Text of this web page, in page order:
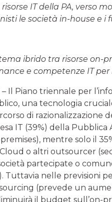
IT della PA, verso
le società in-house e i
ibrido tra risorse on-
e competenze IT per
– Il Piano triennale per
una tecnologia
di razionalizzazione
IT (39%) della Pubblica
mentre solo il
o altri outsourcer
partecipate o
Tuttavia nelle previsioni
(prevede un
il budget sull’on-